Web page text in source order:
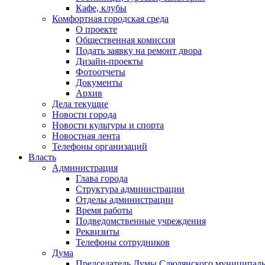
Кафе, клубы
Комфортная городская среда
О проекте
Общественная комиссия
Подать заявку на ремонт двора
Дизайн-проекты
Фотоотчеты
Документы
Архив
Дела текущие
Новости города
Новости культуры и спорта
Новостная лента
Телефоны организаций
Власть
Администрация
Глава города
Структура администрации
Отделы администрации
Время работы
Подведомственные учреждения
Реквизиты
Телефоны сотрудников
Дума